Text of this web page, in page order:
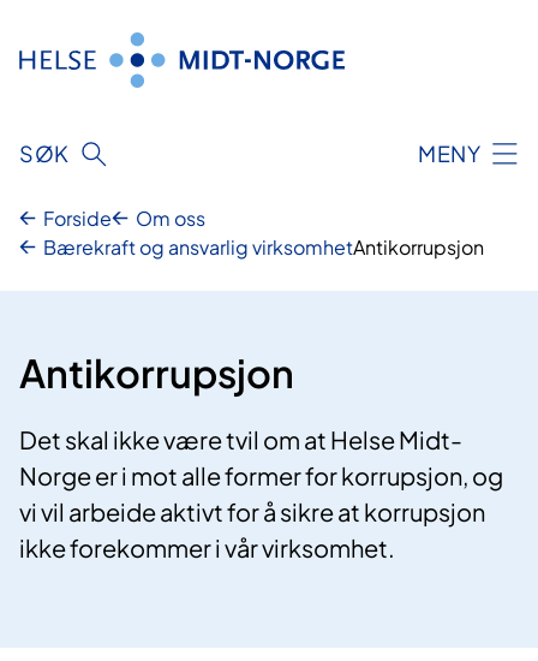
innhold
SØK MENY
Forside
Om oss
Bærekraft og ansvarlig virksomhetAntikorrupsjon
Antikorrupsjon
Det skal ikke være tvil om at Helse Midt-
Norge er i mot alle former for korrupsjon, og
vi vil arbeide aktivt for å sikre at korrupsjon
ikke forekommer i vår virksomhet.